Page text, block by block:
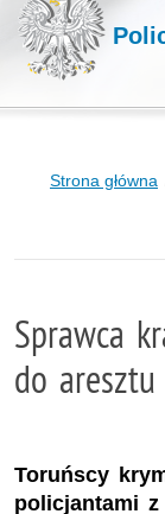
Strona główna
Sprawca
do aresztu
Toruńscy
policjantami